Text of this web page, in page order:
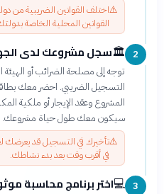
⚠️اختلف القوانين الضريبية من
القوانين المحلية الخاصة
2
🏛️سجل مشروعك لدى
توجه إلى مصلحة الضرائب أو
التسجيل الضريبي. احضر معك
المشروع وعقد الإيجار أو ملكية
سيكون معك طول حياة مشروعك.
⚠️تأخيرك في التسجيل قد يعرضك
في أقرب وقت بعد بدء نشاطك.
3
💻اختر برنامج محاسبة